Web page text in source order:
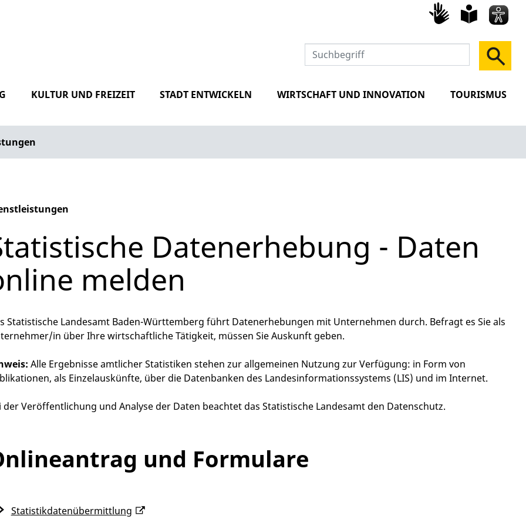
KULTUR UND FREIZEIT STADT ENTWICKELN WIRTSCHAFT UND INNOVATION TOURISMUS
Datenerhebung - Daten
melden
Statistische Landesamt Baden-Württemberg führt Datenerhebungen mit Unternehmen durch. Befragt es Sie als
in über Ihre wirtschaftliche Tätigkeit, müssen Sie Auskunft geben.
Alle Ergebnisse amtlicher Statistiken stehen zur allgemeinen Nutzung zur Verfügung: in Form von
als Einzelauskünfte, über die Datenbanken des Landesinformationssystems (LIS) und im Internet.
der Veröffentlichung und Analyse der Daten beachtet das Statistische Landesamt den Datenschutz.
und Formulare
Statistikdatenübermittlung